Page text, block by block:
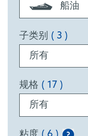
船油
子类别 ( 3 )
所有
规格 ( 17 )
所有